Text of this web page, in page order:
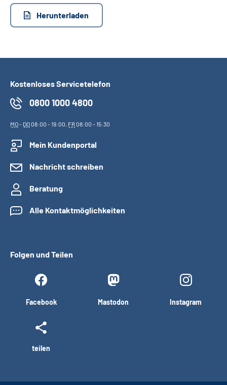
Über uns & Presse
Suche
Language
Leichte Sprache
Herunterladen
Kostenloses Servicetelefon
0800 1000 4800
MO- DO08:00 - 19:00, FR08:00 - 15:30
Mein Kundenportal
Nachricht schreiben
Beratung
Alle Kontaktmöglichkeiten
Folgen und Teilen
Facebook Mastodon Instagram
teilen